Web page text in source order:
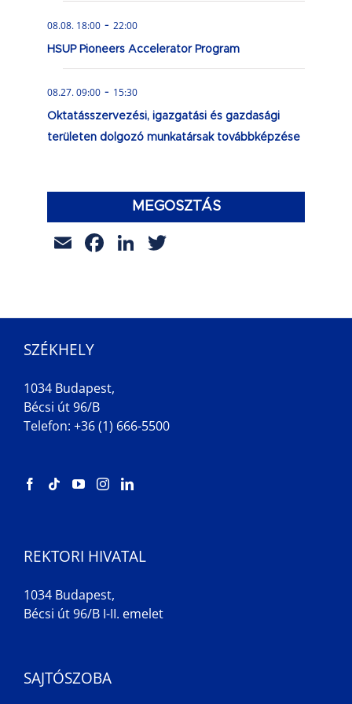
08.08. 18:00 - 22:00
HSUP Pioneers Accelerator Program
08.27. 09:00 - 15:30
Oktatásszervezési, igazgatási és gazdasági
területen dolgozó munkatársak továbbképzése
MEGOSZTÁS
EmailFacebook
LinkedIn
SZÉKHELY
1034 Budapest,
Bécsi út 96/B
Telefon: +36 (1) 666-5500
REKTORI HIVATAL
1034 Budapest,
Bécsi út 96/B I-II. emelet
SAJTÓSZOBA